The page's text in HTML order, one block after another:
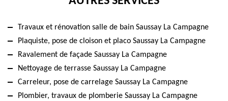
Travaux et rénovation salle de bain Saussay La Campagne
Plaquiste, pose de cloison et placo Saussay La Campagne
Ravalement de façade Saussay La Campagne
Nettoyage de terrasse Saussay La Campagne
Carreleur, pose de carrelage Saussay La Campagne
Plombier, travaux de plomberie Saussay La Campagne